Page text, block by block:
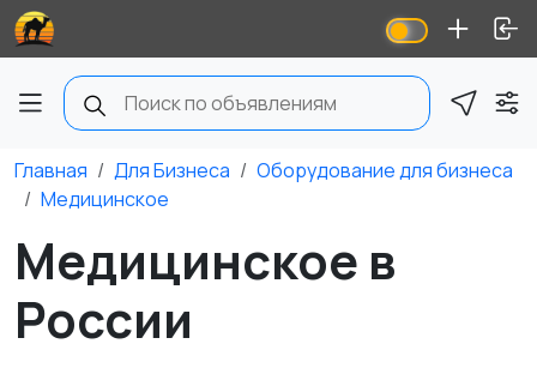
Главная Для Бизнеса
Оборудование для бизнеса
Медицинское
Медицинское в
России